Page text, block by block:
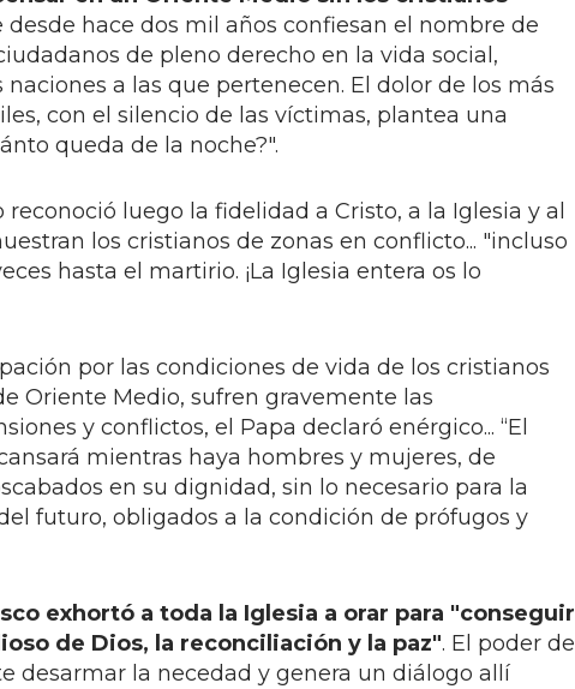
hace dos mil años confiesan el nombre de
de pleno derecho en la vida social,
a las que pertenecen. El dolor de los más
con el silencio de las víctimas, plantea una
queda de la noche?".
reconoció luego la fidelidad a Cristo, a la Iglesia y al
los cristianos de zonas en conflicto... "incluso
hasta el martirio. ¡La Iglesia entera os lo
por las condiciones de vida de los cristianos
Oriente Medio, sufren gravemente las
y conflictos, el Papa declaró enérgico... “El
mientras haya hombres y mujeres, de
en su dignidad, sin lo necesario para la
futuro, obligados a la condición de prófugos y
exhortó a toda la Iglesia a orar para "conseguir
de Dios, la reconciliación y la paz". El poder de
desarmar la necedad y genera un diálogo allí